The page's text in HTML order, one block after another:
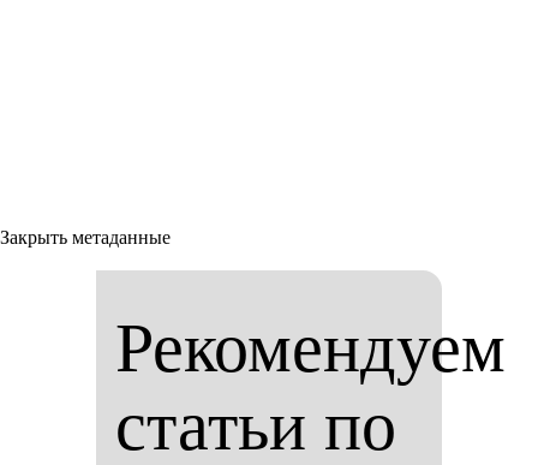
Закрыть метаданные
Рекомендуем
статьи по